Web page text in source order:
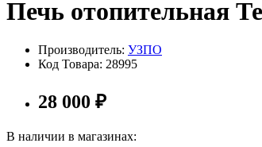
Печь отопительная
Производитель: УЗПО
Код Товара: 28995
28 000 ₽
В наличии в магазинах: